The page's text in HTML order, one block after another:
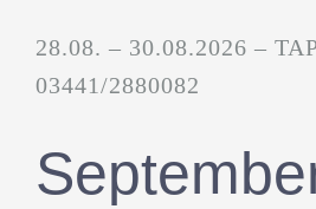
28.08. – 30.08.2026 –
03441/2880082